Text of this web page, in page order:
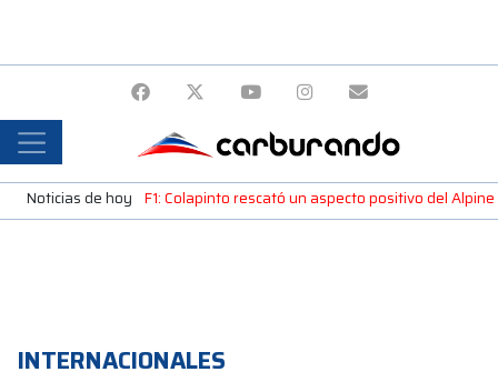
Noticias de hoy F1: Colapinto rescató un aspecto positivo del
INTERNACIONALES